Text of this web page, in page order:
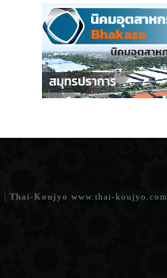
Thai-Koujyo www.thai-koujyo.com